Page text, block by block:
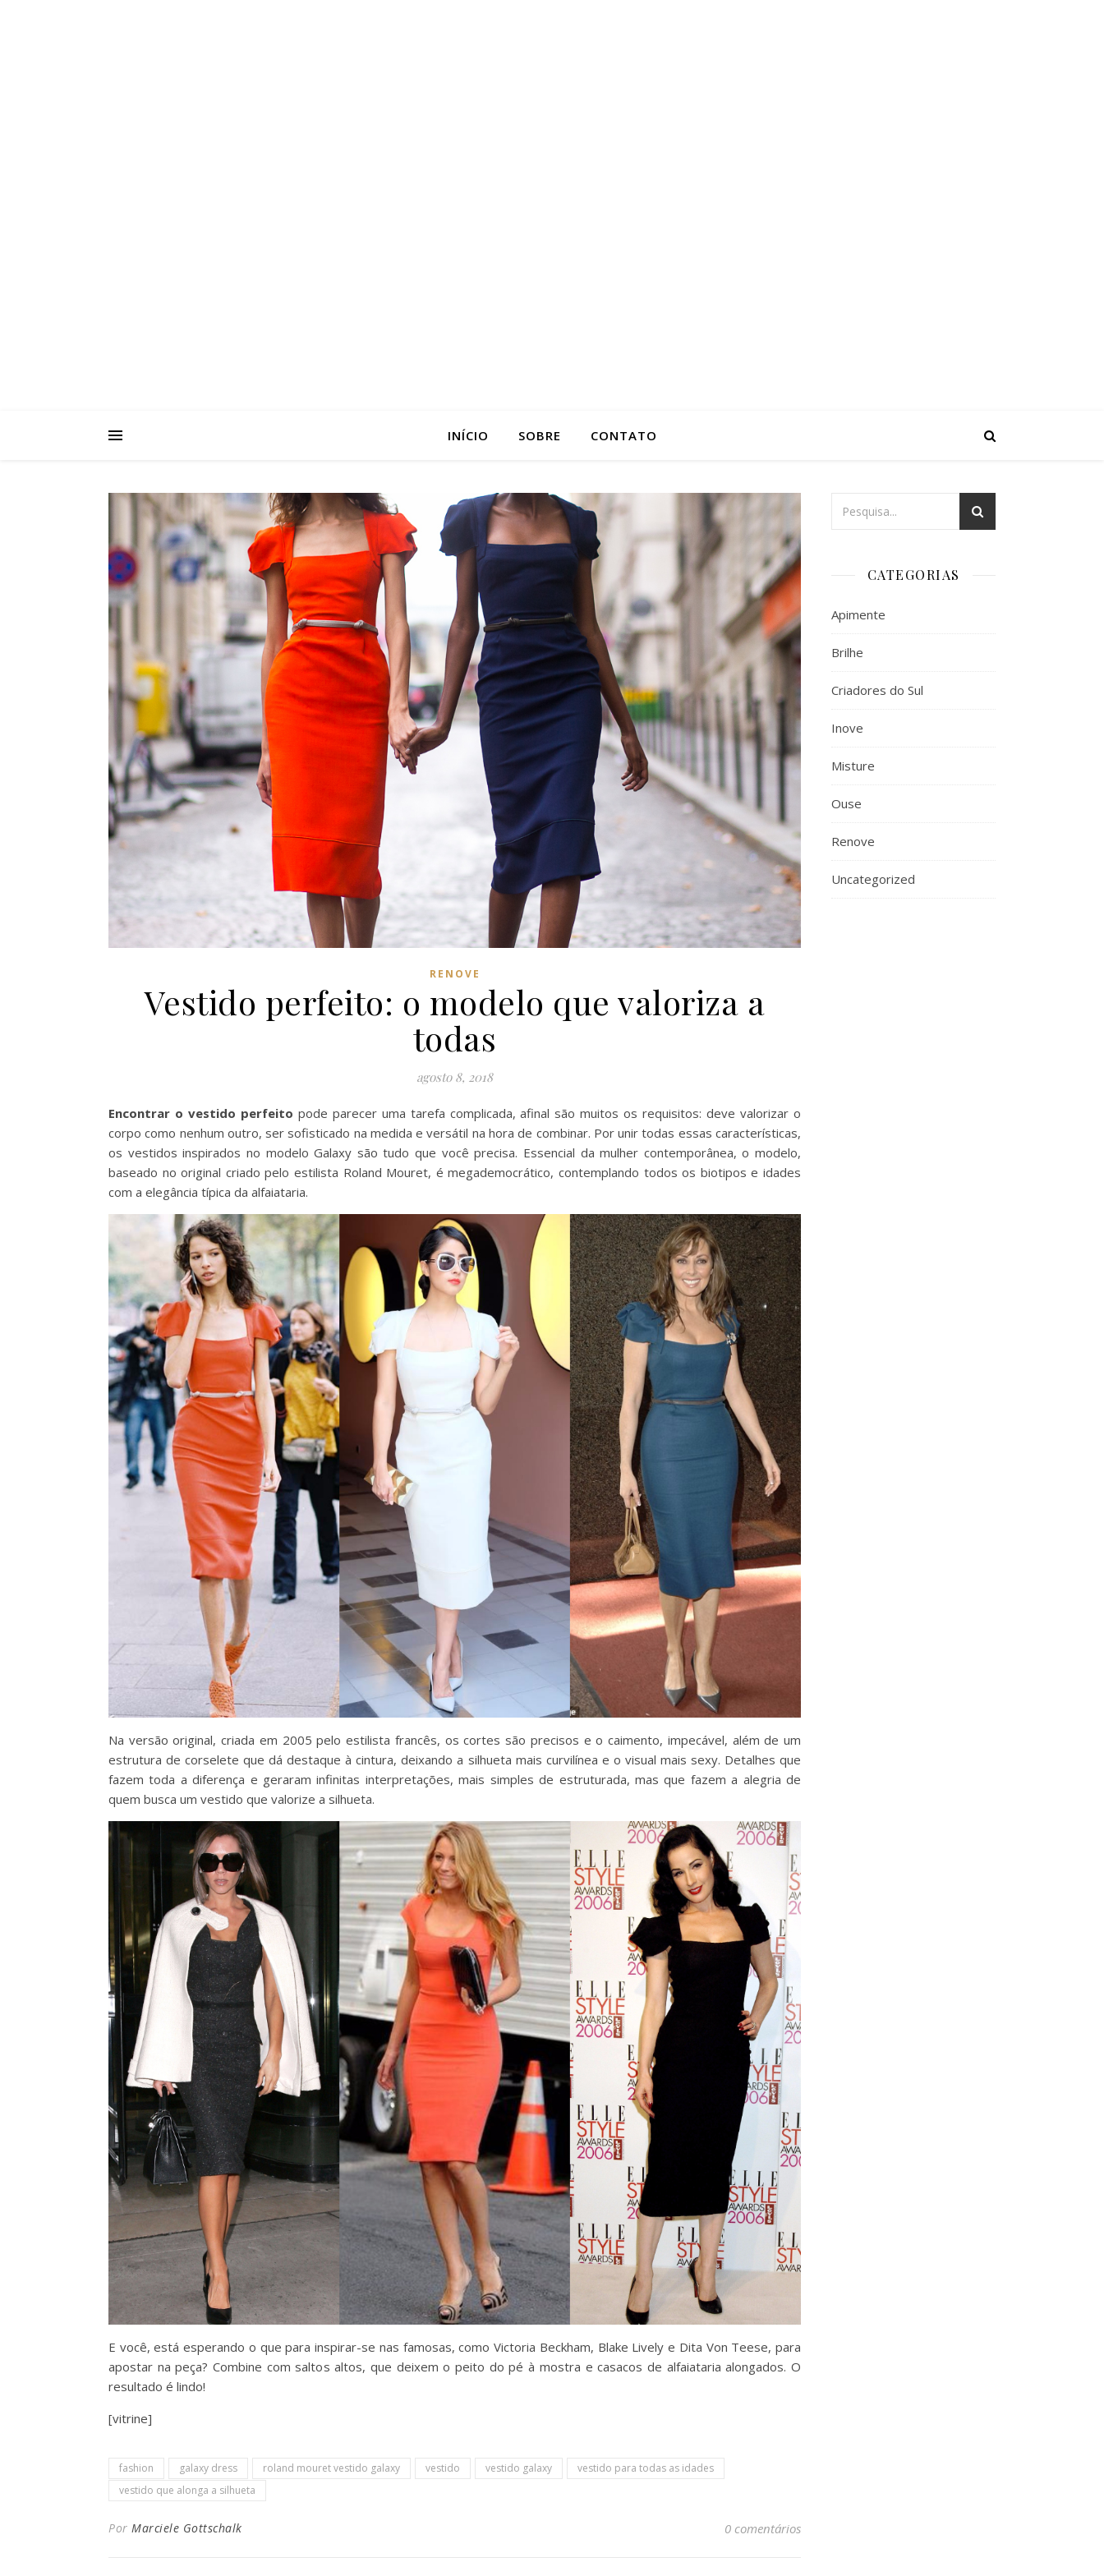
INÍCIO SOBRE CONTATO
RENOVE
Vestido perfeito: o modelo que valoriza a
todas
agosto 8, 2018
Encontrar o vestido perfeito pode parecer uma tarefa complicada, afinal são muitos os requisitos: deve valorizar o
corpo como nenhum outro, ser sofisticado na medida e versátil na hora de combinar. Por unir todas essas características,
os vestidos inspirados no modelo Galaxy são tudo que você precisa. Essencial da mulher contemporânea, o modelo,
baseado no original criado pelo estilista Roland Mouret, é megademocrático, contemplando todos os biotipos e idades
com a elegância típica da alfaiataria.
Na versão original, criada em 2005 pelo estilista francês, os cortes são precisos e o caimento, impecável, além de um
estrutura de corselete que dá destaque à cintura, deixando a silhueta mais curvilínea e o visual mais sexy. Detalhes que
fazem toda a diferença e geraram infinitas interpretações, mais simples de estruturada, mas que fazem a alegria de
quem busca um vestido que valorize a silhueta.
E você, está esperando o que para inspirar-se nas famosas, como Victoria Beckham, Blake Lively e Dita Von Teese, para
apostar na peça? Combine com saltos altos, que deixem o peito do pé à mostra e casacos de alfaiataria alongados. O
resultado é lindo!
[vitrine]
fashion galaxy dress roland mouret vestido galaxy vestido vestido galaxy
vestido para todas as idades
vestido que alonga a silhueta
Por Marciele Gottschalk 0 comentários
CATEGORIAS
Apimente
Brilhe
Criadores do Sul
Inove
Misture
Ouse
Renove
Uncategorized